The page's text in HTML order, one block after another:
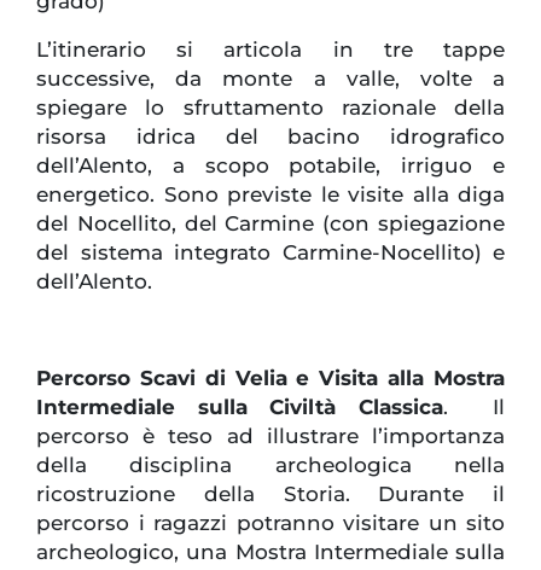
L’itinerario si articola in tre tappe
successive, da monte a valle, volte a
spiegare lo sfruttamento razionale della
risorsa idrica del bacino idrografico
dell’Alento, a scopo potabile, irriguo e
energetico. Sono previste le visite alla diga
del Nocellito, del Carmine (con spiegazione
del sistema integrato Carmine-Nocellito) e
dell’Alento.
Percorso Scavi di Velia e Visita alla Mostra
Intermediale sulla Civiltà Classica. Il
percorso è teso ad illustrare l’importanza
della disciplina archeologica nella
ricostruzione della Storia. Durante il
percorso i ragazzi potranno visitare un sito
archeologico, una Mostra Intermediale sulla